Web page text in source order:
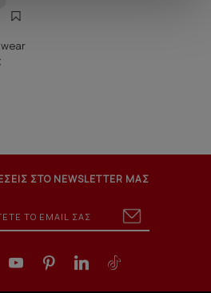
ΣΤΟ NEWSLETTER ΜΑΣ